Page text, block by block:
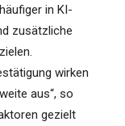
in KI-
zusätzliche
wirken
aus“, so
gezielt